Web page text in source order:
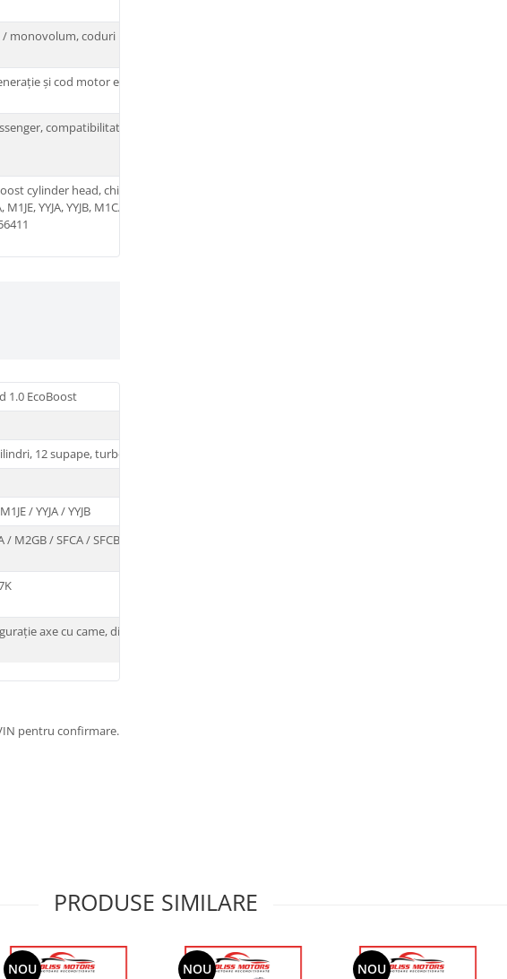
coduri M1DA, M2DA, SFJA,
și cod motor exact
compatibilitate de verificat după
cylinder head, chiulasă Ford 1.0
YYJA, YYJB, M1CA, M1CB, SFCA,
1.0 EcoBoost
12 supape, turbo
/ YYJA / YYJB
/ SFCA / SFCB / SFCC / SFCD /
axe cu came, distribuție umedă și
pentru confirmare.
PRODUSE SIMILARE
NOU NOU NOU